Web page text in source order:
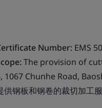
Number: EMS
The provision of
1067 Chunhe Road,
供钢板和钢卷的裁切加工